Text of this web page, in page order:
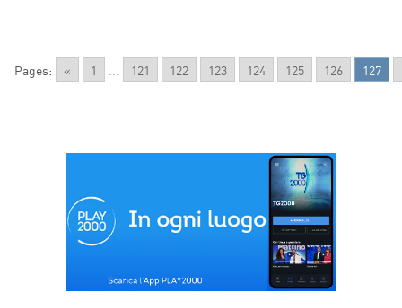
Pages: « 1 121 122 123 124 125 126 127